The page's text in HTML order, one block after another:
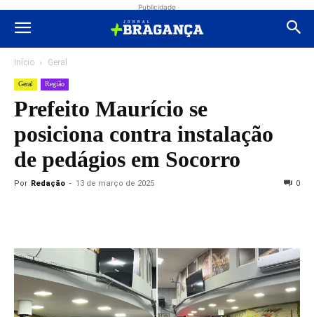
Publicidade
Início Geral
Geral Região
Prefeito Maurício se
posiciona contra instalação
de pedágios em Socorro
Por Redação - 13 de março de 2025 0